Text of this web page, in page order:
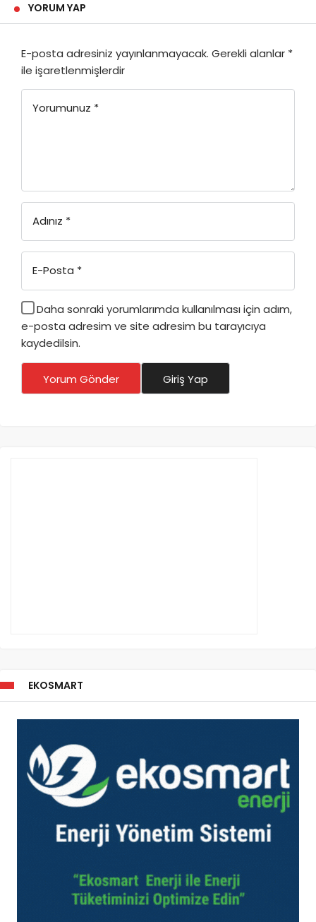
YORUM YAP
E-posta adresiniz yayınlanmayacak. Gerekli alanlar *
ile işaretlenmişlerdir
Yorumunuz *
Adınız *
E-Posta *
Daha sonraki yorumlarımda kullanılması için adım,
e-posta adresim ve site adresim bu tarayıcıya
kaydedilsin.
Yorum Gönder Giriş Yap
EKOSMART